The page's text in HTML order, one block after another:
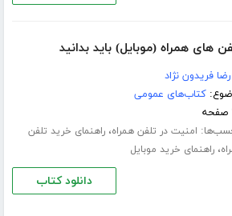
های همراه (موبایل) باید بدانید
رضا فریدون نژاد
کتاب‌های عمومی
امنیت در تلفن همراه،راهنمای خرید تلفن
،راهنمای خرید موبایل
دانلود کتاب